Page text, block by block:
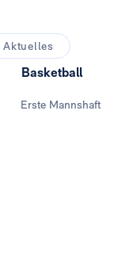
Aktuelles
Basketball
Erste Mannshaft